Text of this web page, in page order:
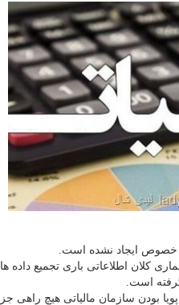
خصوص ایجاد نشده است.
كلان اطلاعاتی باری تجمیع داده ها
است.
بودن سازمان مالیاتی هیچ راهی جز